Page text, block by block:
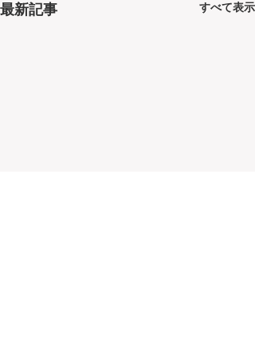
最新記事 すべて表示